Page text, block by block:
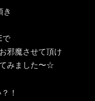
き
で
邪魔させて頂け
みました〜☆
！